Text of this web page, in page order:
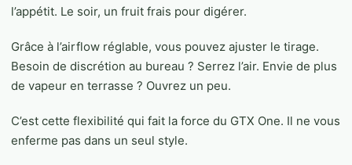
l’appétit. Le soir, un fruit frais pour digérer.
Grâce à l’airflow réglable, vous pouvez ajuster le tirage.
Besoin de discrétion au bureau ? Serrez l’air. Envie de plus
de vapeur en terrasse ? Ouvrez un peu.
C’est cette flexibilité qui fait la force du GTX One. Il ne vous
enferme pas dans un seul style.